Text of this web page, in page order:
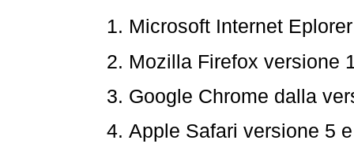
Microsoft Internet
Mozilla Firefox versione
Google Chrome dalla
Apple Safari versione 5